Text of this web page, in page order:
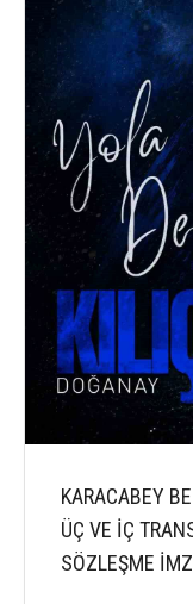
KARACABEY
ÜÇ VE İÇ
SÖZLEŞME